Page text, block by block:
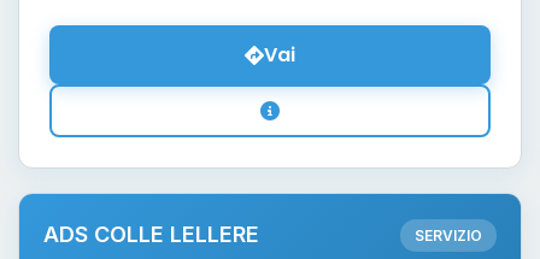
Vai
ADS COLLE LELLERE SERVIZIO